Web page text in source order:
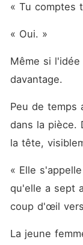
« Tu comptes
« Oui. »
Même si
davantage.
Peu de temps
dans la pièce.
la tête,
« Elle
qu'elle a sept
coup d'œil
La jeune